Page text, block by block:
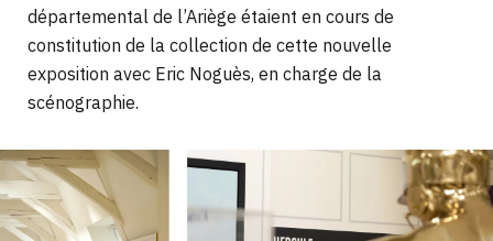
départemental de l’Ariège étaient en cours de
constitution de la collection de cette nouvelle
exposition avec Eric Noguès, en charge de la
scénographie.